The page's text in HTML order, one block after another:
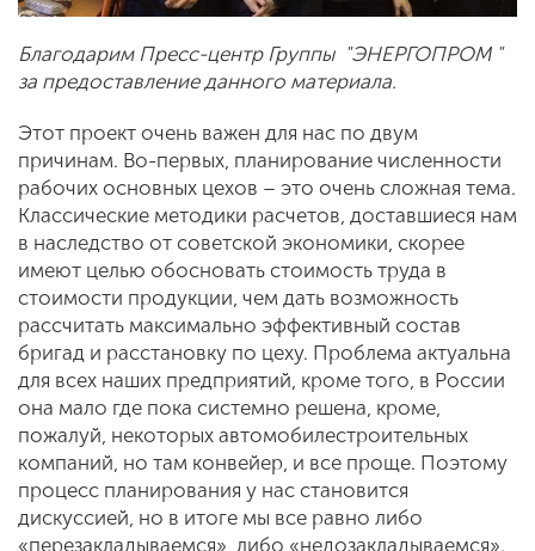
Благодарим Пресс-центр Группы "ЭНЕРГОПРОМ "
за предоставление данного материала.
Этот проект очень важен для нас по двум
причинам. Во-первых, планирование численности
рабочих основных цехов – это очень сложная тема.
Классические методики расчетов, доставшиеся нам
в наследство от советской экономики, скорее
имеют целью обосновать стоимость труда в
стоимости продукции, чем дать возможность
рассчитать максимально эффективный состав
бригад и расстановку по цеху. Проблема актуальна
для всех наших предприятий, кроме того, в России
она мало где пока системно решена, кроме,
пожалуй, некоторых автомобилестроительных
компаний, но там конвейер, и все проще. Поэтому
процесс планирования у нас становится
дискуссией, но в итоге мы все равно либо
«перезакладываемся», либо «недозакладываемся».